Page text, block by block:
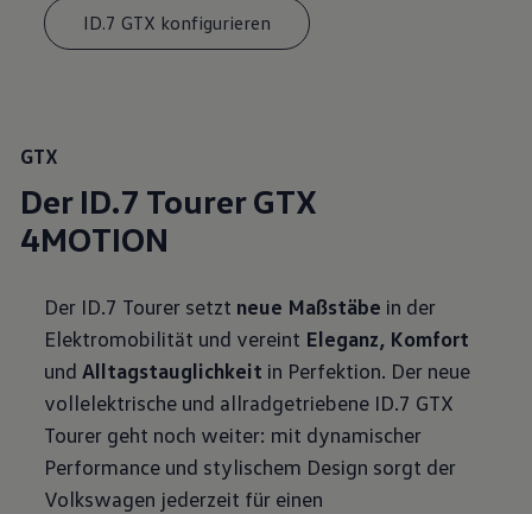
ID.7 GTX konfigurieren
GTX
Der ID.7 Tourer GTX
4MOTION
Der ID.7 Tourer setzt neue Maßstäbe in der
Elektromobilität und vereint Eleganz, Komfort
undAlltagstauglichkeit in Perfektion. Der neue
vollelektrische und allradgetriebene ID.7 GTX
Tourer geht noch weiter: mit dynamischer
Performance und stylischem Design sorgt der
Volkswagen jederzeit für einen